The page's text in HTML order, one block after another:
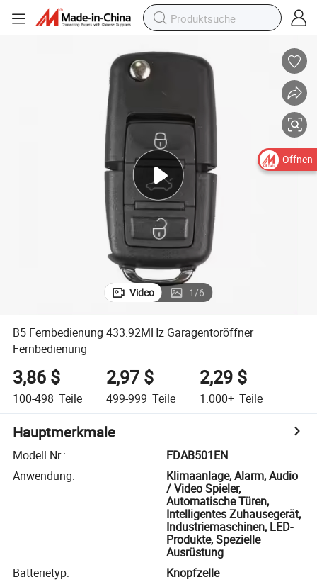
Video 1/6
B5 Fernbedienung 433.92MHz Garagentoröffner
Fernbedienung
3,86 $
100-498 Teile
2,97 $
499-999 Teile
2,29 $
1.000+ Teile
Hauptmerkmale
Modell Nr.:
FDAB501EN
Anwendung:
Klimaanlage, Alarm, Audio
/ Video Spieler,
Automatische Türen,
Intelligentes Zuhausegerät,
Industriemaschinen, LED-
Produkte, Spezielle
Ausrüstung
Batterietyp:
Knopfzelle
Öffnen